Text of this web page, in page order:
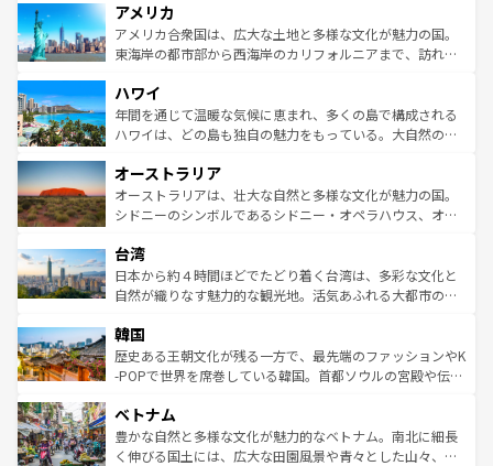
ンツ一覧を参照してほしい。
の建物がそのまま残る町や、スイスならではのユニークな
博物館もあり、アルプス観光だけでなく町歩きも満喫する
ことができる。国民の所得が高いため物価も高いが、旅行
ば市内交通費無料で観光を楽しむこともできる。 なお、新
着のスイス情報はコンテンツ一覧 を参照してほしい。
アメリカ
アメリカ合衆国は、広大な土地と多様な文化が魅力の国。
東海岸の都市部から西海岸のカリフォルニアまで、訪れる
のような巨大都市は、観光、ショッピング、エンターテイ
ンメントが詰まった刺激的なスポットだ。一方、アメリカ
西部には大自然が広がり、グランドキャニオンやイエロー
部のニューオーリンズでは、音楽と美食が融合した独特の
文化が魅力。旅行者はアメリカの各地域で異なる魅力を楽
しみながら、その多様性と豊かな歴史を感じることができ
ならではの贅沢な旅のスタイルだ。 なお、新着のアメリカ
情報はコンテンツ一覧を参照してほしい。
ハワイ
年間を通じて温暖な気候に恵まれ、多くの島で構成される
ハワイは、どの島も独自の魅力をもっている。大自然の神
ワイ島は見逃せない。また、定番の観光地といえばオアフ
島だが、静かな自然を求めるならマウイ島やカウアイ島が
おすすめ。エメラルドグリーンに輝く海をはじめ、豊かな
れるおもてなしの心で訪れる人々を迎えてくれるハワイの
人々、おいしいローカルフードやハワイアンミュージッ
ク、伝統的なフラダンスなど、すべてがハワイの魅力を彩
ワイを、存分に味わってほしい。 なお、新着のハワイ情報
はコンテンツ一覧を参照してほしい。
オーストラリア
オーストラリアは、壮大な自然と多様な文化が魅力の国。
シドニーのシンボルであるシドニー・オペラハウス、オー
リアリーフや大陸中央部にそびえるウルル（エアーズロッ
ク）、タスマニアの美しい原生林やケアンズの熱帯雨林な
ど、見どころがたくさん。また、カフェやワイン、オージ
いる。アクティビティも充実しており、サーフィンやダイ
ビング、ハイキングなど、アウトドア好きにはたまらな
い。オーストラリアの多彩な魅力を存分に味わいつくそ
参照してほしい。
台湾
日本から約４時間ほどでたどり着く台湾は、多彩な文化と
自然が織りなす魅力的な観光地。活気あふれる大都市の台
ン）、静ひつな山岳地帯である台湾東部など、都市の喧騒
と山間の静けさが共存しており、訪れる人に新しい発見と
驚きをもたらしてくれる。また、奥深い台湾の食文化も魅
容にもいいと評判のスイーツなど、バラエティ豊かな料理
が味わえる。 なお、新着の台湾情報は コンテンツ一覧を参
照してほしい。
韓国
歴史ある王朝文化が残る一方で、最先端のファッションやK
-POPで世界を席巻している韓国。首都ソウルの宮殿や伝統
き、地方に足を延ばせば四季折々の自然美を楽しむことが
できる。そして、キムチや焼肉、絶品のストリートフード
まで、さまざまな韓国料理が待っている。夜には、韓国な
ベトナム
豊かな自然と多様な文化が魅力的なベトナム。南北に細長
く伸びる国土には、広大な田園風景や青々とした山々、世